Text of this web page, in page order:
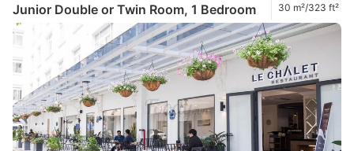
Junior Double or Twin Room, 1 Bedroom 30 m²/323 ft²